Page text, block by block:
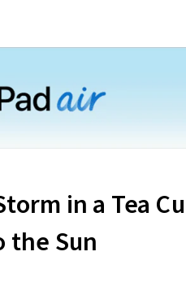
in a Tea
the Sun